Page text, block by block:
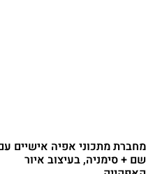
מתכוני אפיה אישיים עם
+ סימניה, בעיצוב איור